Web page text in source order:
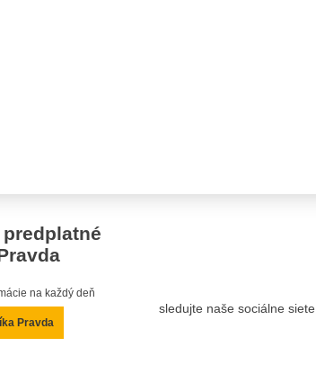
na každý deň
Pravda
sledujte naše sociálne siete